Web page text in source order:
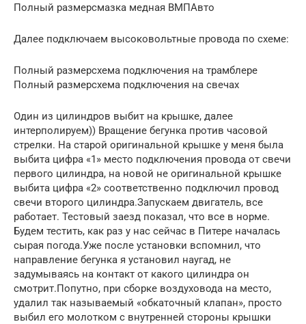
Полный размерсмазка медная ВМПАвто
Далее подключаем высоковольтные провода по схеме:
Полный размерсхема подключения на трамблере
Полный размерсхема подключения на свечах
Один из цилиндров выбит на крышке, далее
интерполируем)) Вращение бегунка против часовой
стрелки. На старой оригинальной крышке у меня была
выбита цифра «1» место подключения провода от свечи
первого цилиндра, на новой не оригинальной крышке
выбита цифра «2» соответственно подключил провод
свечи второго цилиндра.Запускаем двигатель, все
работает. Тестовый заезд показал, что все в норме.
Будем тестить, как раз у нас сейчас в Питере началась
сырая погода.Уже после установки вспомнил, что
направление бегунка я установил наугад, не
задумываясь на контакт от какого цилиндра он
смотрит.Попутно, при сборке воздуховода на место,
удалил так называемый «обкаточный клапан», просто
выбил его молотком с внутренней стороны крышки